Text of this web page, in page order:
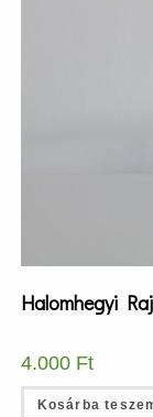
Halomhegyi
4.000 Ft
Kosárba